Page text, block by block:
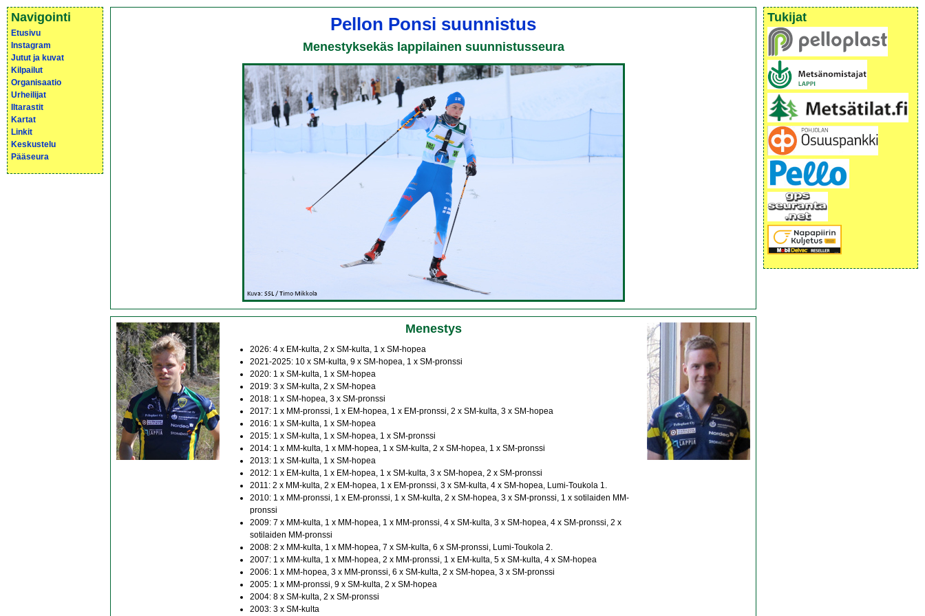
Pellon Ponsi suunnistus
Menestyksekäs lappilainen suunnistusseura
Menestys
2026: 4 x EM-kulta, 2 x SM-kulta, 1 x SM-hopea
2021-2025: 10 x SM-kulta, 9 x SM-hopea, 1 x SM-pronssi
2020: 1 x SM-kulta, 1 x SM-hopea
2019: 3 x SM-kulta, 2 x SM-hopea
2018: 1 x SM-hopea, 3 x SM-pronssi
2017: 1 x MM-pronssi, 1 x EM-hopea, 1 x EM-pronssi, 2 x SM-kulta, 3 x SM-hopea
2016: 1 x SM-kulta, 1 x SM-hopea
2015: 1 x SM-kulta, 1 x SM-hopea, 1 x SM-pronssi
2014: 1 x MM-kulta, 1 x MM-hopea, 1 x SM-kulta, 2 x SM-hopea, 1 x SM-pronssi
2013: 1 x SM-kulta, 1 x SM-hopea
2012: 1 x EM-kulta, 1 x EM-hopea, 1 x SM-kulta, 3 x SM-hopea, 2 x SM-pronssi
2011: 2 x MM-kulta, 2 x EM-hopea, 1 x EM-pronssi, 3 x SM-kulta, 4 x SM-hopea, Lumi-Toukola 1.
2010: 1 x MM-pronssi, 1 x EM-pronssi, 1 x SM-kulta, 2 x SM-hopea, 3 x SM-pronssi, 1 x sotilaiden MM-
pronssi
2009: 7 x MM-kulta, 1 x MM-hopea, 1 x MM-pronssi, 4 x SM-kulta, 3 x SM-hopea, 4 x SM-pronssi, 2 x
sotilaiden MM-pronssi
2008: 2 x MM-kulta, 1 x MM-hopea, 7 x SM-kulta, 6 x SM-pronssi, Lumi-Toukola 2.
2007: 1 x MM-kulta, 1 x MM-hopea, 2 x MM-pronssi, 1 x EM-kulta, 5 x SM-kulta, 4 x SM-hopea
2006: 1 x MM-hopea, 3 x MM-pronssi, 6 x SM-kulta, 2 x SM-hopea, 3 x SM-pronssi
2005: 1 x MM-pronssi, 9 x SM-kulta, 2 x SM-hopea
2004: 8 x SM-kulta, 2 x SM-pronssi
2003: 3 x SM-kulta
Navigointi
Etusivu
Instagram
Jutut ja kuvat
Kilpailut
Organisaatio
Urheilijat
Iltarastit
Kartat
Linkit
Keskustelu
Pääseura
Tukijat